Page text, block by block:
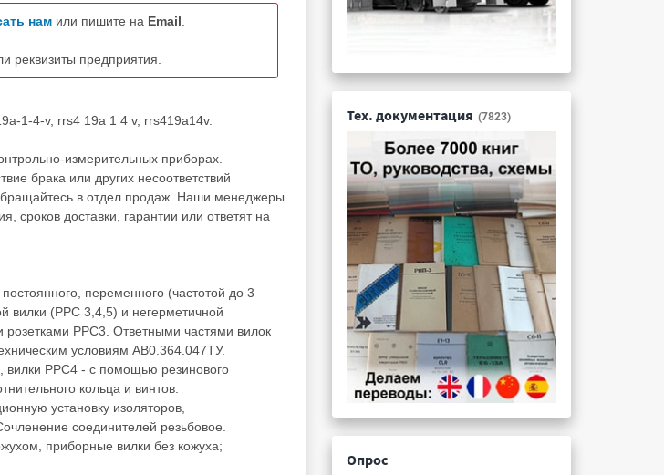
нам или пишите на Email
реквизиты предприятия.
1-4-v, rrs4 19a 1 4 v, rrs419a14v.
измерительных приборах.
брака или других несоответствий
в отдел продаж. Наши менеджеры
доставки, гарантии или ответят на
переменного (частотой до 3
вилки (РРС 3,4,5) и негерметичной
РРС3. Ответными частями вилок
условиям АВ0.364.047ТУ.
вилки РРС4 - с помощью резинового
кольца и винтов.
установку изоляторов,
соединителей резьбовое.
приборные вилки без кожуха;
Тех. документация (7823)
Опрос